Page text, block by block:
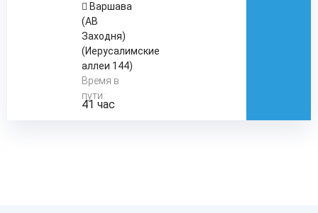
Варшава
(АВ
Заходня)
(Иерусалимские
аллеи 144)
Время в
пути:
41 час